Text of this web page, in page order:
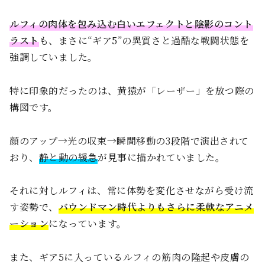
ルフィの肉体を包み込む白いエフェクトと陰影のコント
ラストも、まさに“ギア5”の異質さと過酷な戦闘状態を
強調していました。
特に印象的だったのは、黄猿が「レーザー」を放つ際の
構図です。
顔のアップ→光の収束→瞬間移動の3段階で演出されて
おり、 静と動の緩急が見事に描かれていました。
それに対しルフィは、常に体勢を変化させながら受け流
す姿勢で、 バウンドマン時代よりもさらに柔軟なアニメ
ーションになっています。
また、ギア5に入っているルフィの筋肉の隆起や皮膚の